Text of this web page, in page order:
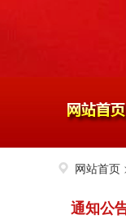
网站首页
通知公